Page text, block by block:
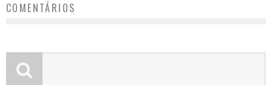
COMENTÁRIOS